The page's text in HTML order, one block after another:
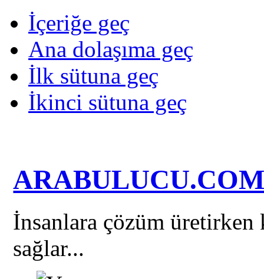
İçeriğe geç
Ana dolaşıma geç
İlk sütuna geç
İkinci sütuna geç
İnsanlara çözüm
sağlar...